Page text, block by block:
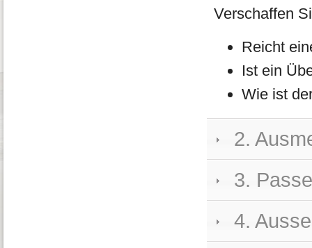
Verschaffen
Reicht
Ist ein
Wie ist
2.
3.
4.